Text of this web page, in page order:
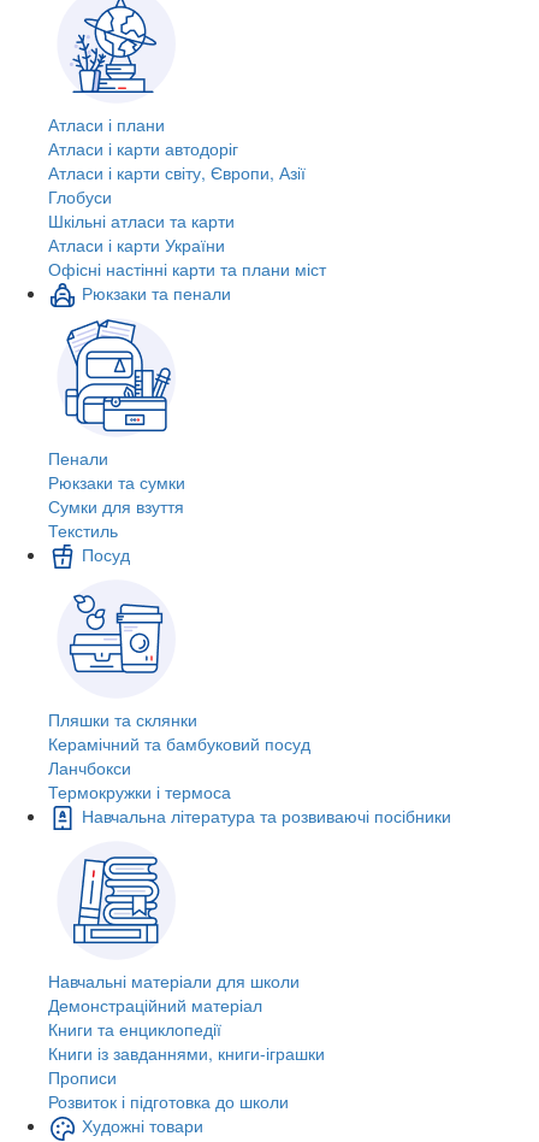
Атласи і плани
Атласи і карти автодоріг
Атласи і карти світу, Європи, Азії
Глобуси
Шкільні атласи та карти
Атласи і карти України
Офісні настінні карти та плани міст
Рюкзаки та пенали
Пенали
Рюкзаки та сумки
Сумки для взуття
Текстиль
Посуд
Пляшки та склянки
Керамічний та бамбуковий посуд
Ланчбокси
Термокружки і термоса
Навчальна література та розвиваючі посібники
Навчальні матеріали для школи
Демонстраційний матеріал
Книги та енциклопедії
Книги із завданнями, книги-іграшки
Прописи
Розвиток і підготовка до школи
Художні товари